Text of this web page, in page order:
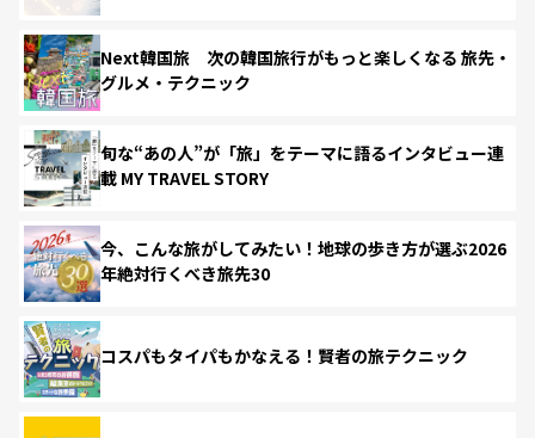
Next韓国旅 次の韓国旅行がもっと楽しくなる 旅先・
グルメ・テクニック
旬な“あの人”が「旅」をテーマに語るインタビュー連
載 MY TRAVEL STORY
今、こんな旅がしてみたい！地球の歩き方が選ぶ2026
年絶対行くべき旅先30
コスパもタイパもかなえる！賢者の旅テクニック